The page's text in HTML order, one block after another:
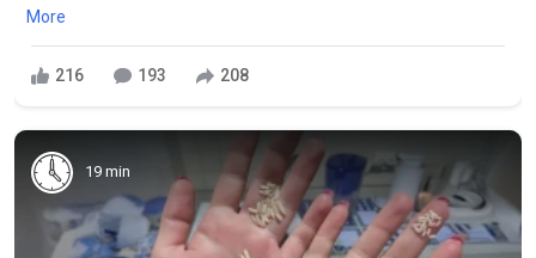
More
216 193 208
19 min